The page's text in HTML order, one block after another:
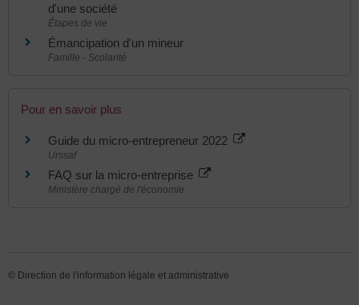
d'une société
Étapes de vie
Émancipation d'un mineur
Famille - Scolarité
Pour en savoir plus
Guide du micro-entrepreneur 2022
Urssaf
FAQ sur la micro-entreprise
Ministère chargé de l'économie
© Direction de l'information légale et administrative